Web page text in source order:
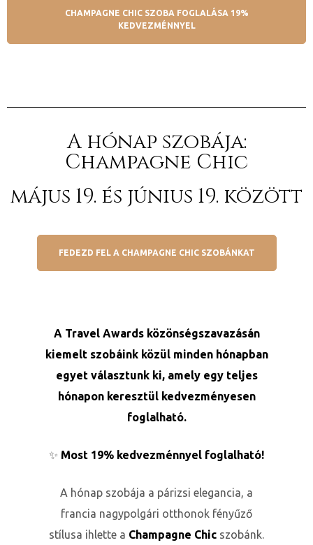
CHAMPAGNE CHIC SZOBA FOGLALÁSA 19%
KEDVEZMÉNNYEL
A hónap szobája:
Champagne Chic
május 19. és június 19. között
FEDEZD FEL A CHAMPAGNE CHIC SZOBÁNKAT
A Travel Awards közönségszavazásán
kiemelt szobáink közül minden hónapban
egyet választunk ki, amely egy teljes
hónapon keresztül kedvezményesen
foglalható.
✨ Most 19% kedvezménnyel foglalható!
A hónap szobája a párizsi elegancia, a
francia nagypolgári otthonok fényűző
stílusa ihlette a Champagne Chic szobánk.